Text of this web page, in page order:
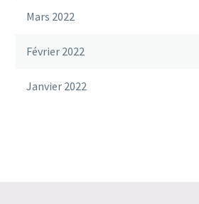
Mars 2022
Février 2022
Janvier 2022